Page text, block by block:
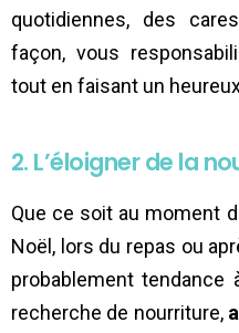
quotidiennes, des
façon, vous
tout en faisant un
2. L’éloigner de la
Que ce soit au moment
Noël, lors du repas ou
probablement tendance
recherche de nourriture,